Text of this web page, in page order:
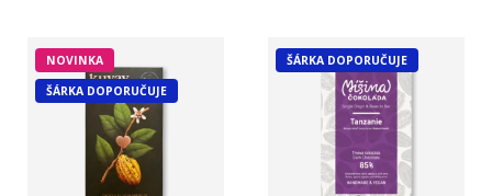
NOVINKA
ŠÁRKA DOPORUČUJE
ŠÁRKA DOPORUČUJE